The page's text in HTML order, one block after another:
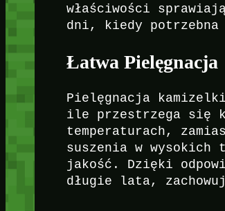
właściwości
dni, kiedy potrzebna
Łatwa Pielęgnacja
Pielęgnacja
ile przestrzega się
temperaturach,
suszenia w
jakość. Dzięki
długie lata,